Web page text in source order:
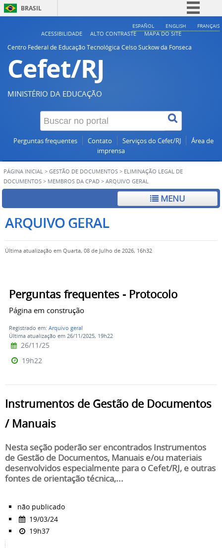
BRASIL
Simplifique!
ESPAÑOL ENGLISH FRANÇAIS
ACESSIBILIDADE ALTO CONTRASTE
MAPA DO SITE
Centro Federal de Educação Tecnológica Celso Suckow da Fonseca
Cefet/RJ
MINISTÉRIO DA EDUCAÇÃO
Perguntas frequentes Contato Serviços do Cefet/RJ
Área de
imprensa
PÁGINA INICIAL > GESTÃO DE DOCUMENTOS > ELIMINAÇÃO LEGAL DE
DOCUMENTOS > MEMBROS DA CPAD > ARQUIVO GERAL
MENU
ARQUIVO GERAL
Última atualização em Quarta, 08 de Julho de 2026, 16h32
Perguntas frequentes - Protocolo
Página em construção
Registrado em: Arquivo geral
Última atualização em 26/11/2025, 19h22
26/11/25
19h22
Instrumentos de Gestão de Documentos
/ Manuais
Nesta seção poderão ser encontrados Instrumentos
de Gestão de Documentos, Manuais e/ou materiais
desenvolvidos especialmente para o Cefet/RJ, e outras
fontes de orientação técnica,...
não publicado
19/03/24
19h37